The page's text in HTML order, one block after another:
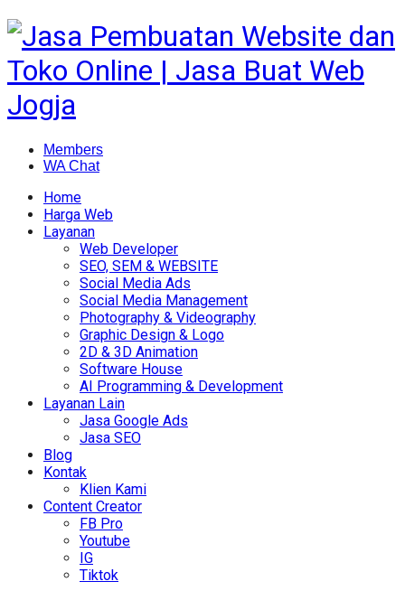
Members
WA Chat
Home
Harga Web
Layanan
Web Developer
SEO, SEM & WEBSITE
Social Media Ads
Social Media Management
Photography & Videography
Graphic Design & Logo
2D & 3D Animation
Software House
AI Programming & Development
Layanan Lain
Jasa Google Ads
Jasa SEO
Blog
Kontak
Klien Kami
Content Creator
FB Pro
Youtube
IG
Tiktok